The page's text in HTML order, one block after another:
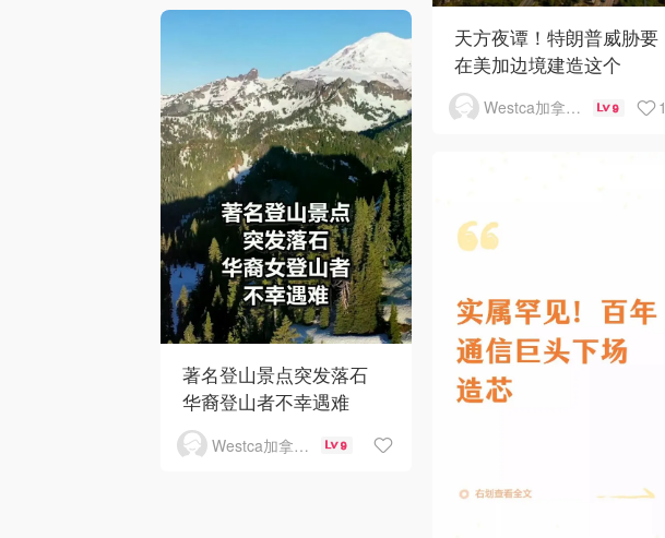
天方夜谭！特朗普威胁要
在美加边境建造这个
Westca加拿大生活 9 1
著名登山景点突发落石
华裔登山者不幸遇难
Westca加拿大生活 9